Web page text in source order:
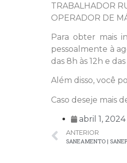
TRABALHADOR
OPERADOR DE
Para obter mais
pessoalmente à
das 8h às 12h e das
Além disso, você
Caso deseje mais
abril 1, 2024
ANTERIOR